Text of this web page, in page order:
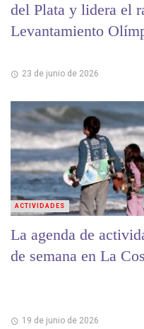
del Plata y lidera el
Levantamiento
23 de junio de 2026
La agenda de
de semana en La
19 de junio de 2026
ACTIVIDADES